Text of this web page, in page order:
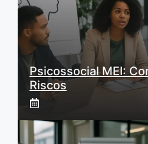
Psicossocial MEI:
Riscos